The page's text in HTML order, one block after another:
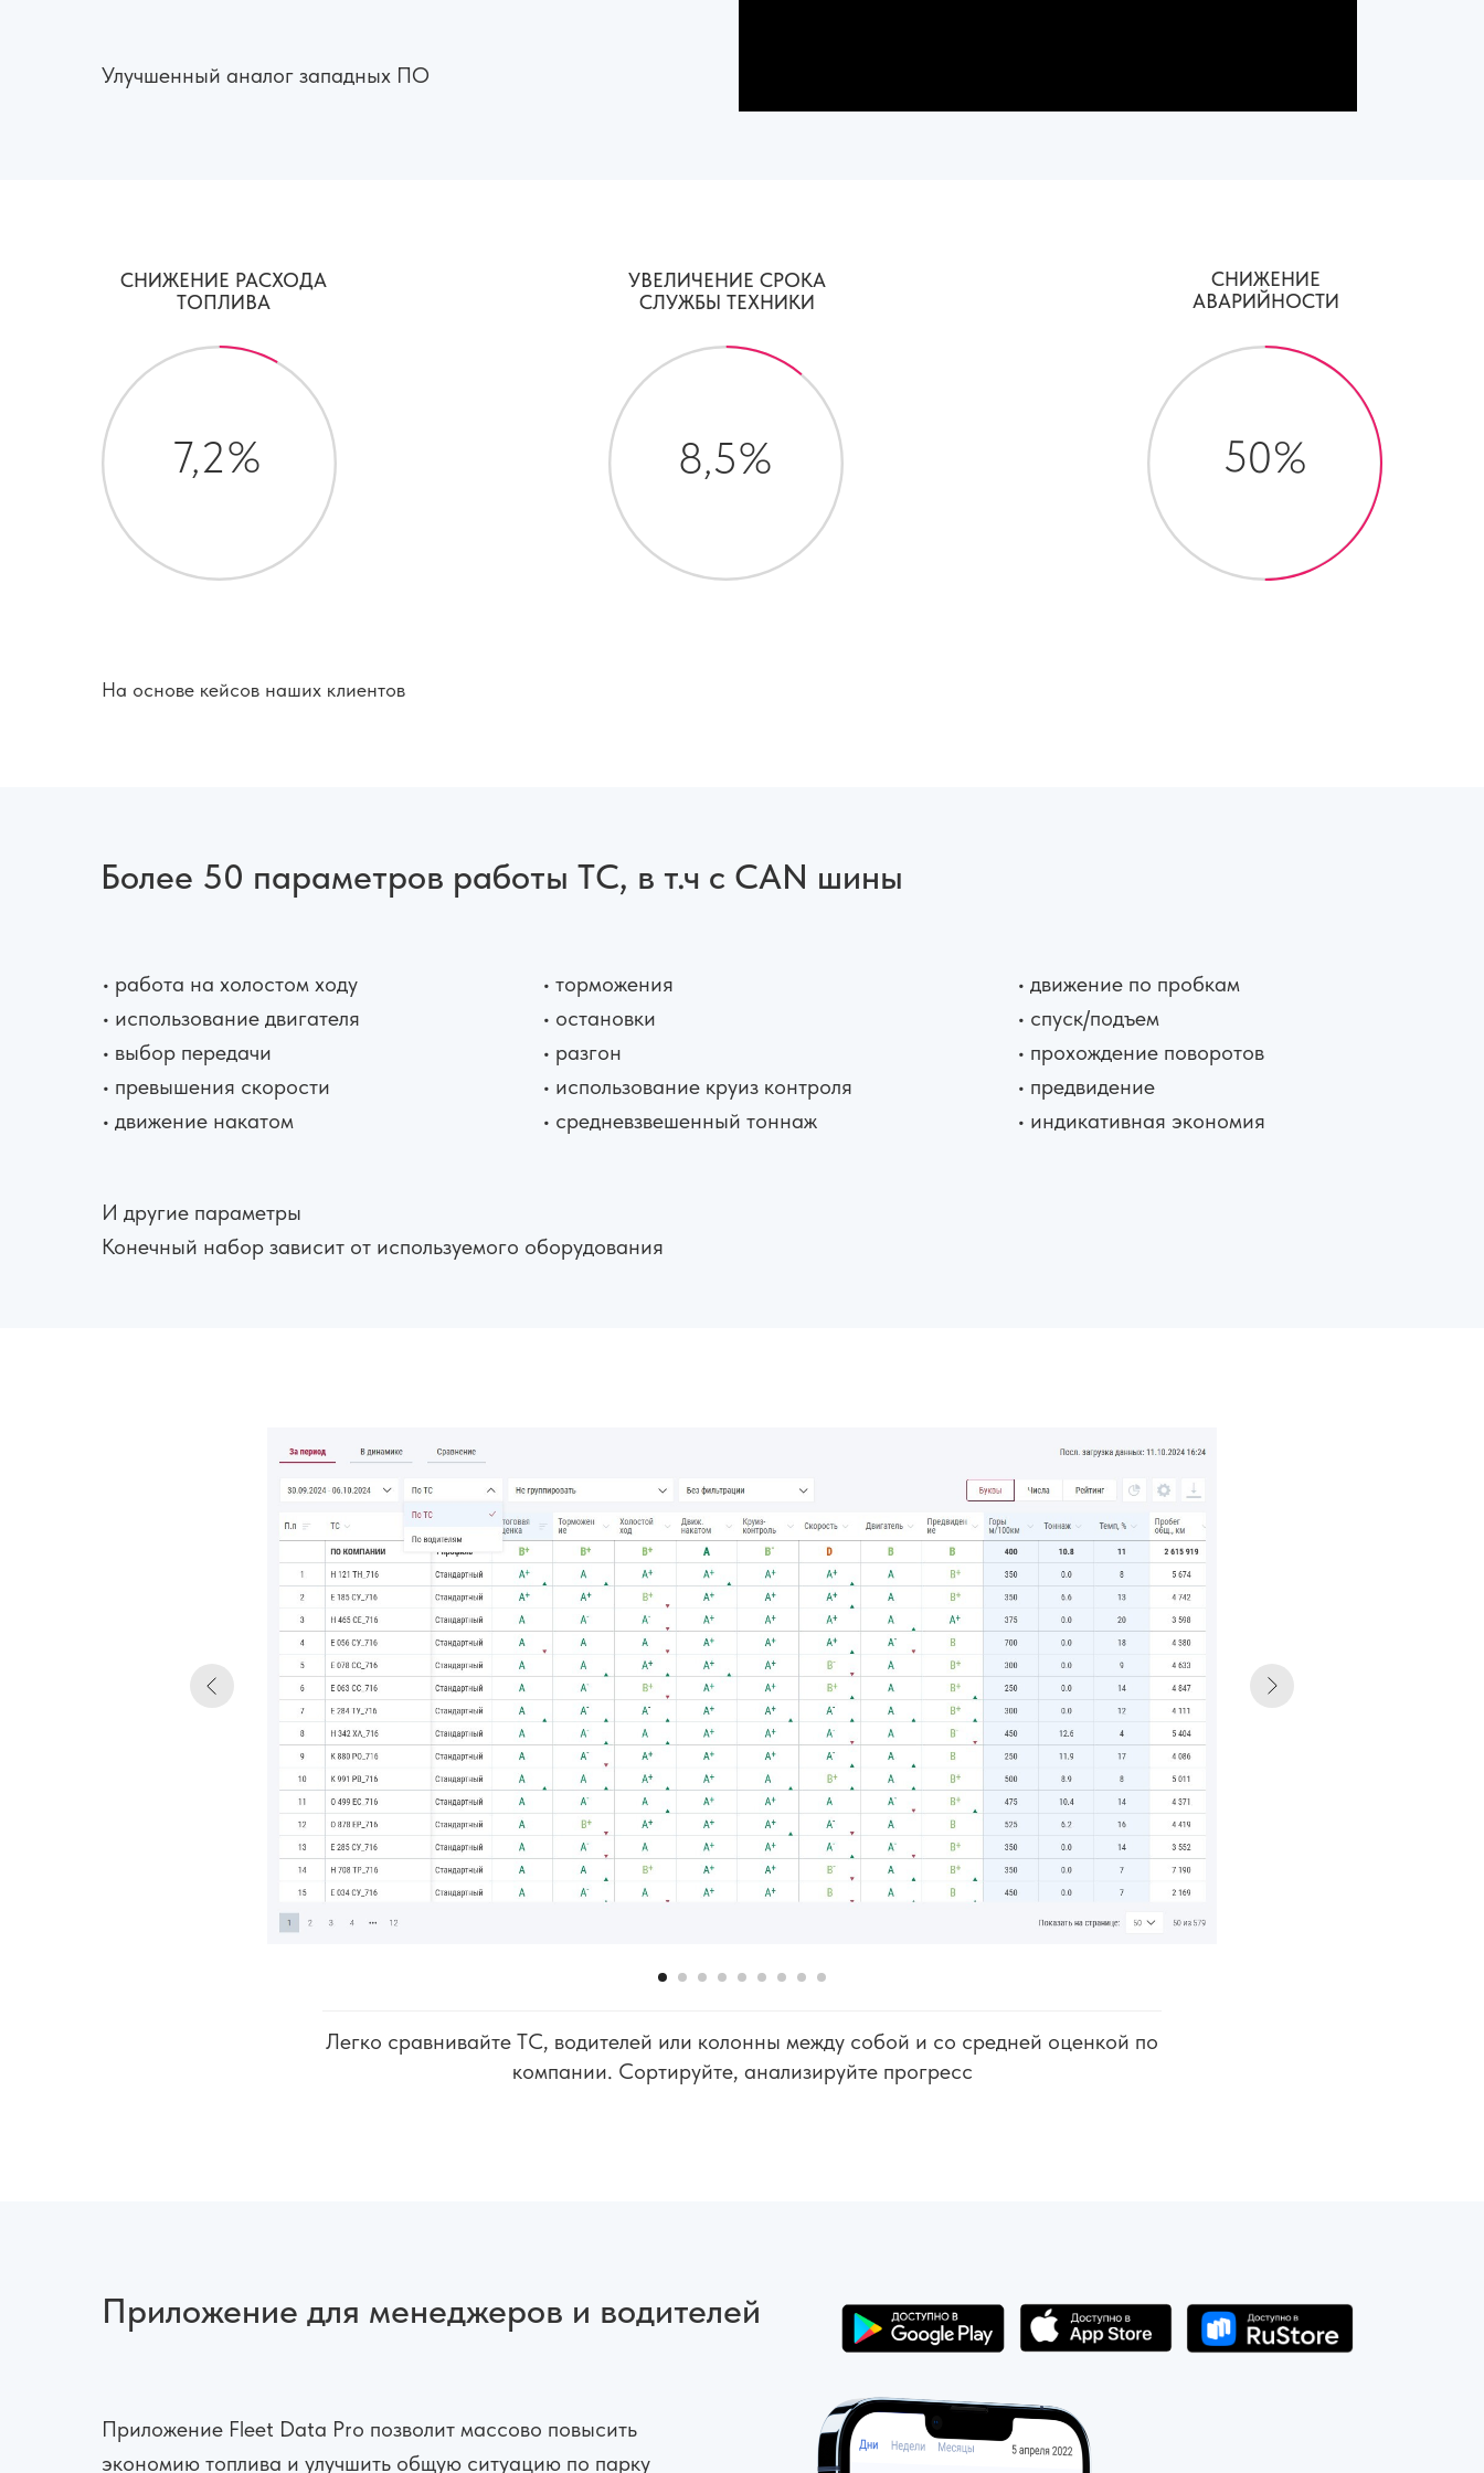
Улучшенный аналог западных ПО
На основе кейсов наших клиентов
7,2%
СНИЖЕНИЕ РАСХОДА
ТОПЛИВА
УВЕЛИЧЕНИЕ СРОКА
СЛУЖБЫ ТЕХНИКИ
СНИЖЕНИЕ
АВАРИЙНОСТИ
50%
8,5%
Более 50 параметров работы ТС, в т.ч с CAN шины
• работа на холостом ходу
• использование двигателя
• выбор передачи
• превышения скорости
• движение накатом
• торможения
• остановки
• разгон
• использование круиз контроля
• средневзвешенный тоннаж
• движение по пробкам
• спуск/подъем
• прохождение поворотов
• предвидение
• индикативная экономия
И другие параметры
Конечный набор зависит от используемого оборудования
Легко сравнивайте ТС, водителей или колонны между собой и со средней оценкой по
компании. Сортируйте, анализируйте прогресс
Приложение для менеджеров и водителей
Приложение Fleet Data Pro позволит массово повысить
экономию топлива и улучшить общую ситуацию по парку